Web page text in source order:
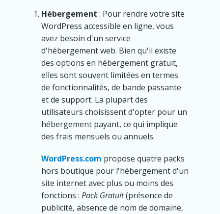
Hébergement : Pour rendre votre site
WordPress accessible en ligne, vous
avez besoin d'un service
d'hébergement web. Bien qu'il existe
des options en hébergement gratuit,
elles sont souvent limitées en termes
de fonctionnalités, de bande passante
et de support. La plupart des
utilisateurs choisissent d'opter pour un
hébergement payant, ce qui implique
des frais mensuels ou annuels.
WordPress.com propose quatre packs
hors boutique pour l'hébergement d'un
site internet avec plus ou moins des
fonctions : Pack Gratuit(présence de
publicité, absence de nom de domaine,